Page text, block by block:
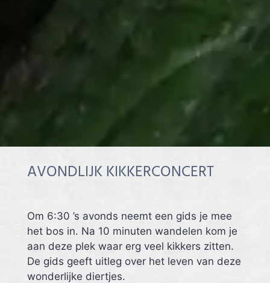
AVONDLIJK KIKKERCONCERT
Om 6:30 ’s avonds neemt een gids je mee
het bos in. Na 10 minuten wandelen kom je
aan deze plek waar erg veel kikkers zitten.
De gids geeft uitleg over het leven van deze
wonderlijke diertjes.